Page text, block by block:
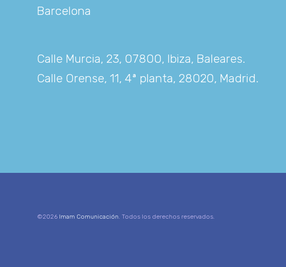
Barcelona
Calle Murcia, 23, 07800, Ibiza, Baleares.
Calle Orense, 11, 4ª planta, 28020, Madrid.
©2026 Imam Comunicación. Todos los derechos reservados.